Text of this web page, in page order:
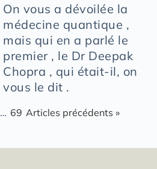
On vous a dévoilée la
médecine quantique ,
mais qui en a parlé le
premier , le Dr Deepak
Chopra , qui était-il, on
vous le dit .
… 69 Articles précédents »